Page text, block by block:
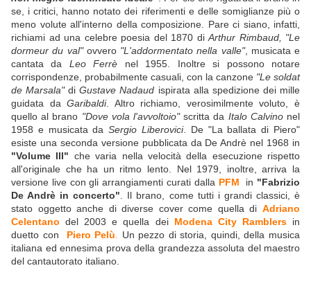
se, i critici, hanno notato dei riferimenti e delle somiglianze più o
meno volute all'interno della composizione. Pare ci siano, infatti,
richiami ad una celebre poesia del 1870 di Arthur Rimbaud, "Le
dormeur du val"ovvero "L'addormentato nella valle", musicata e
cantata da Leo Ferrè nel 1955. Inoltre si possono notare
corrispondenze, probabilmente casuali, con la canzone "Le soldat
de Marsala"diGustave Nadaud ispirata alla spedizione dei mille
guidata daGaribaldi. Altro richiamo, verosimilmente voluto, è
quello al brano "Dove vola l'avvoltoio"scritta da Italo Calvinonel
1958 e musicata daSergio Liberovici. De "La ballata di Piero"
esiste una seconda versione pubblicata da De Andrè nel 1968 in
"Volume III" che varia nella velocità della esecuzione rispetto
all'originale che ha un ritmo lento. Nel 1979, inoltre, arriva la
versione live con gli arrangiamenti curati dalla PFM in "Fabrizio
De Andrè in concerto" . Il brano, come tutti i grandi classici, è
stato oggetto anche di diverse cover come quella di Adriano
Celentano del 2003 e quella dei Modena City Ramblersin
duetto con
Piero Pelù
Un pezzo di storia, quindi, della musica
italiana ed ennesima prova della grandezza assoluta del maestro
del cantautorato italiano.